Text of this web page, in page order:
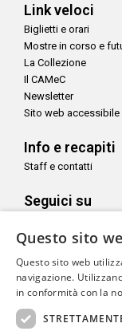
Link veloci
Biglietti e orari
Mostre in corso e
La Collezione
Il CAMeC
Newsletter
Sito web accessibile
Info e recapiti
Staff e contatti
Seguici su
Questo sito
Questo sito web
navigazione.
in conformità con la